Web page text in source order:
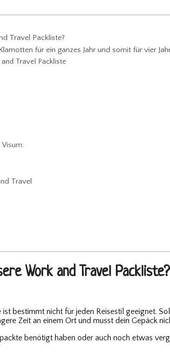
Travel Packliste?
für ein ganzes Jahr und somit für vier
Travel Packliste
Visum:
Travel
Work and Travel Packliste?
ist bestimmt nicht für jeden Reisestil geeignet.
Zeit an einem Ort und musst dein Gepäck
benötigt haben oder auch noch etwas